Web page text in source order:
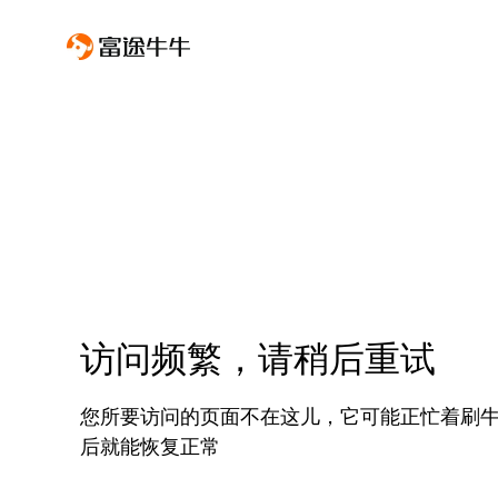
访问频繁，请稍后重试
您所要访问的页面不在这儿，它可能正忙着刷
后就能恢复正常